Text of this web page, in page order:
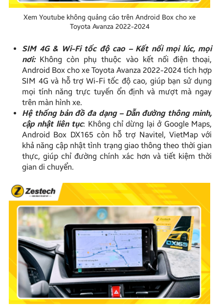
Xem Youtube không quảng cáo trên Android Box cho xe
Toyota Avanza 2022-2024
SIM 4G & Wi-Fi tốc độ cao – Kết nối mọi lúc, mọi
nơi:Không còn phụ thuộc vào kết nối điện thoại,
Android Box cho xe Toyota Avanza 2022-2024 tích hợp
SIM 4G và hỗ trợ Wi-Fi tốc độ cao, giúp bạn sử dụng
mọi tính năng trực tuyến ổn định và mượt mà ngay
trên màn hình xe.
Hệ thống bản đồ đa dạng – Dẫn đường thông minh,
cập nhật liên tục: Không chỉ dừng lại ở Google Maps,
Android Box DX165 còn hỗ trợ Navitel, VietMap với
khả năng cập nhật tình trạng giao thông theo thời gian
thực, giúp chỉ đường chính xác hơn và tiết kiệm thời
gian di chuyển.